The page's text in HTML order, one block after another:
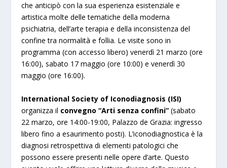
che anticipò con la sua esperienza esistenziale e
artistica molte delle tematiche della moderna
psichiatria, dell’arte terapia e della inconsistenza del
confine tra normalità e follia. Le visite sono in
programma (con accesso libero) venerdì 21 marzo (ore
16:00), sabato 17 maggio (ore 10:00) e venerdì 30
maggio (ore 16:00).
International Society of Iconodiagnosis (ISI)
organizza il convegno “Arti senza confini”(sabato
22 marzo, ore 14:00-19:00, Palazzo de Grazia: ingresso
libero fino a esaurimento posti). L’iconodiagnostica è la
diagnosi retrospettiva di elementi patologici che
possono essere presenti nelle opere d’arte. Questo